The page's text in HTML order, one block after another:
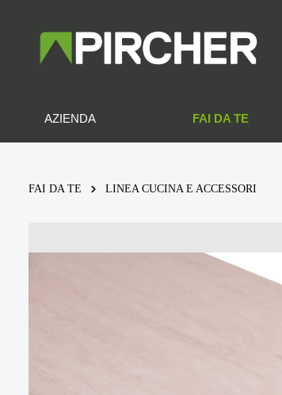
AZIENDA
FAI DA TE LINEA CUCINA E ACCESSORI